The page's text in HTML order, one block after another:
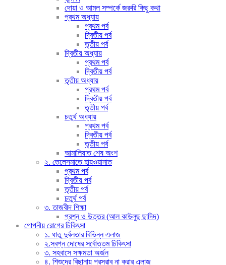
দোয়া ও আমল সম্পর্কে জরুরি কিছু কথা
প্রথম অধ্যায়
প্রথম পর্ব
দ্বিতীয় পর্ব
তৃতীয় পর্ব
দ্বিতীয় অধ্যায়
প্রথম পর্ব
দ্বিতীয় পর্ব
তৃতীয় অধ্যায়
প্রথম পর্ব
দ্বিতীয় পর্ব
তৃতীয় পর্ব
চতুর্থ অধ্যায়
প্রথম পর্ব
দ্বিতীয় পর্ব
তৃতীয় পর্ব
আমালিয়াত শেষ অংশ
২. তেলেসমাতে হায়ওয়ানাত
প্রথম পর্ব
দ্বিতীয় পর্ব
তৃতীয় পর্ব
চতুর্থ পর্ব
৩. তাজবীদ শিক্ষা
প্রশ্ন ও উত্তর (আল কাউলুছ ছাদিদ)
গোপনীয় রোগের চিকিৎসা
১. ধাতু দুর্বলতার বিভিন্ন এলাজ
২.স্বপ্ন দোষের সর্বোত্তম চিকিৎসা
৩. সহবাসে সক্ষমতা অর্জন
৪. শিশুদের বিছানায় প্রস্রাব না করার এলাজ